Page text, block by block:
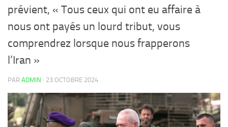
prévient, « Tous ceux qui ont eu affaire à
nous ont payés un lourd tribut, vous
comprendrez lorsque nous frapperons
l’Iran »
PAR ADMIN · 23 OCTOBRE 2024